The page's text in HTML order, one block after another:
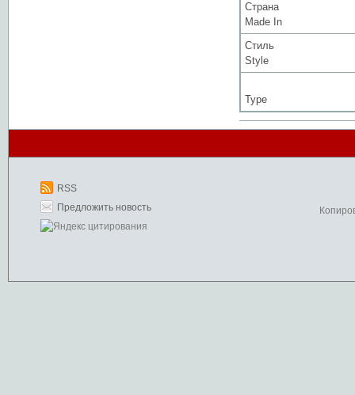
Страна
Made In
Стиль
Style
Type
RSS
Предложить новость